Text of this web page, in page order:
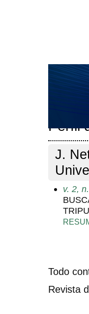
CAPA
NOTÍCIAS
PARA
Perfil
J.
v. 2,
Todo
Revista